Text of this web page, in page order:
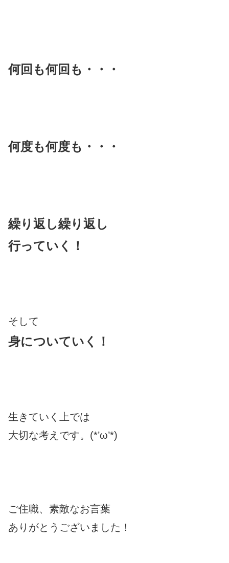
何回も何回も・・・
何度も何度も・・・
繰り返し繰り返し
行っていく！
そして
身についていく！
生きていく上では
大切な考えです。(*’ω’*)
ご住職、素敵なお言葉
ありがとうございました！